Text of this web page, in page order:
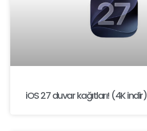
iOS 27 duvar kağıtları! (4K indir)